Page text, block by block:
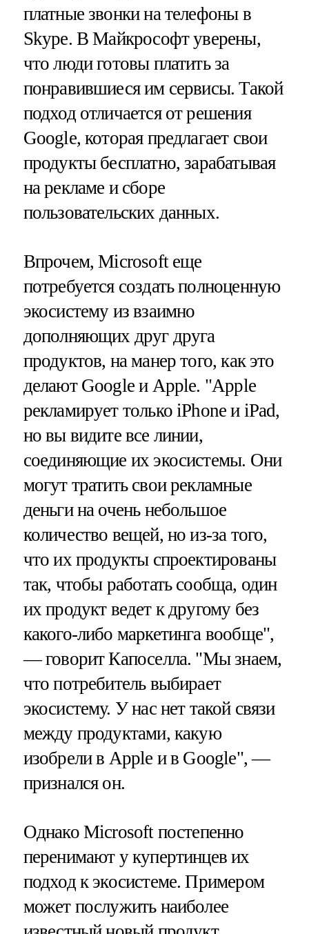
платные звонки на телефоны в
Skype. В Майкрософт уверены,
что люди готовы платить за
понравившиеся им сервисы. Такой
подход отличается от решения
Google, которая предлагает свои
продукты бесплатно, зарабатывая
на рекламе и сборе
пользовательских данных.
Впрочем, Microsoft еще
потребуется создать полноценную
экосистему из взаимно
дополняющих друг друга
продуктов, на манер того, как это
делают Google и Apple. "Apple
рекламирует только iPhone и iPad,
но вы видите все линии,
соединяющие их экосистемы. Они
могут тратить свои рекламные
деньги на очень небольшое
количество вещей, но из-за того,
что их продукты спроектированы
так, чтобы работать сообща, один
их продукт ведет к другому без
какого-либо маркетинга вообще",
— говорит Капоселла. "Мы знаем,
что потребитель выбирает
экосистему. У нас нет такой связи
между продуктами, какую
изобрели в Apple и в Google", —
признался он.
Однако Microsoft постепенно
перенимают у купертинцев их
подход к экосистеме. Примером
может послужить наиболее